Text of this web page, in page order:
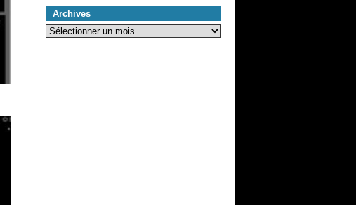
Archives
Archives